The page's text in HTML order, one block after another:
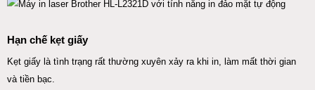
Hạn chế kẹt giấy
Kẹt giấy là tình trạng rất thường xuyên xảy ra khi in, làm mất thời gian
và tiền bạc.